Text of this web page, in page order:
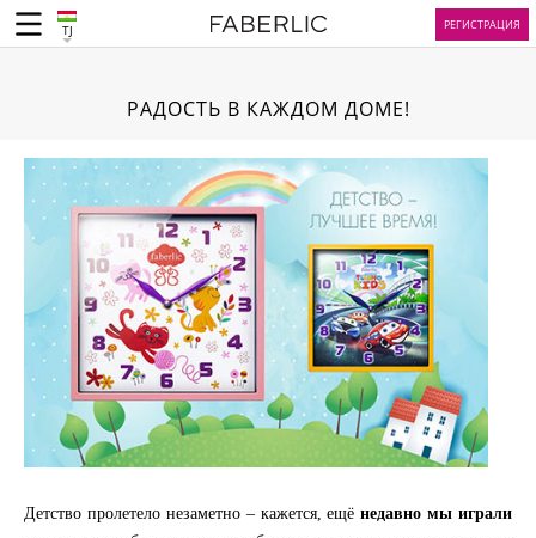
TJ РЕГИСТРАЦИЯ
РАДОСТЬ В КАЖДОМ ДОМЕ!
Детство пролетело незаметно – кажется, ещёнедавно мы играли